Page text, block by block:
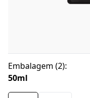
Embalagem (2):
50ml